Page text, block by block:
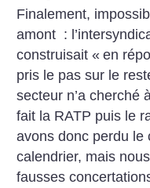
Finalement,
amont :
construisait « en
pris le pas sur le
secteur n’a cherché
fait la RATP puis le
avons donc perdu le
calendrier, mais
fausses